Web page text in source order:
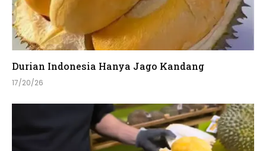
Durian Indonesia Hanya Jago Kandang
17/20/26